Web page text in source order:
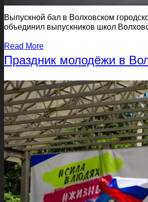
Выпускной бал в Волховском
объединил выпускников школ
Read More
Праздник молодёжи в